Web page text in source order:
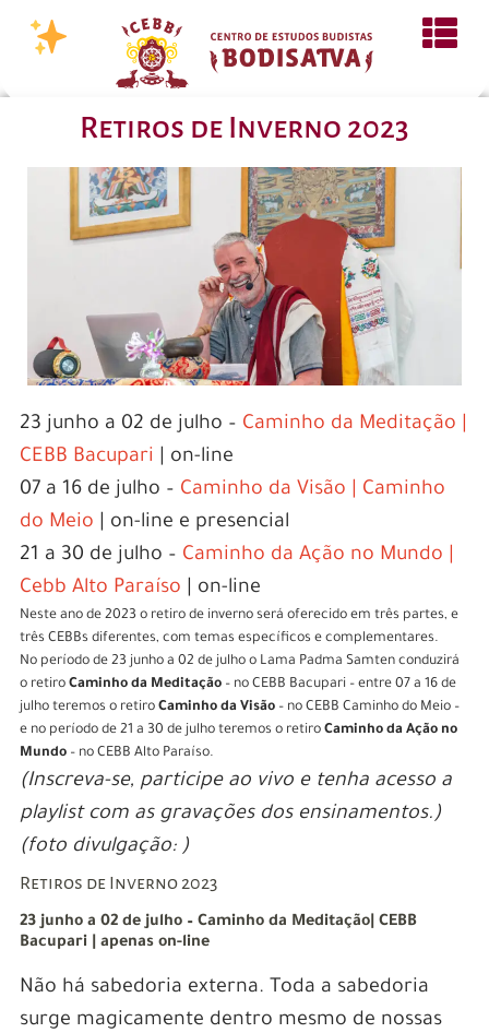
Retiros de Inverno 2023
23 junho a 02 de julho – Caminho da Meditação |
CEBB Bacupari | on-line
07 a 16 de julho – Caminho da Visão | Caminho
do Meio | on-line e presencial
21 a 30 de julho – Caminho da Ação no Mundo |
Cebb Alto Paraíso | on-line
Neste ano de 2023 o retiro de inverno será oferecido em três partes, e
três CEBBs diferentes, com temas específicos e complementares.
No período de 23 junho a 02 de julho o Lama Padma Samten conduzirá
o retiro Caminho da Meditação– no CEBB Bacupari – entre 07 a 16 de
julho teremos o retiro Caminho da Visão– no CEBB Caminho do Meio –
e no período de 21 a 30 de julho teremos o retiro Caminho da Ação no
Mundo– no CEBB Alto Paraíso.
(Inscreva-se, participe ao vivo e tenha acesso a
playlist com as gravações dos ensinamentos.)
(foto divulgação: )
Retiros de Inverno 2023
23 junho a 02 de julho – Caminho da Meditação| CEBB
Bacupari | apenas on-line
Não há sabedoria externa. Toda a sabedoria
surge magicamente dentro mesmo de nossas